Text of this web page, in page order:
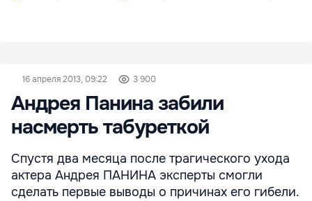
16 апреля 2013, 09:22 3 900
Андрея Панина забили
насмерть табуреткой
Спустя два месяца после трагического ухода
актера Андрея ПАНИНА эксперты смогли
сделать первые выводы о причинах его гибели.